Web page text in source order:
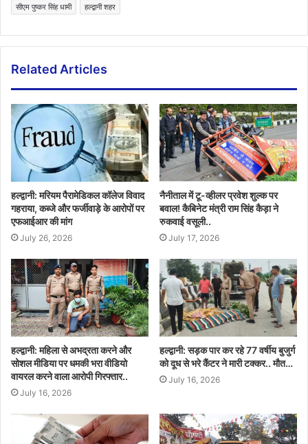
सीएम पुष्कर सिंह धामी
हल्द्वानी शहर
Related Articles
हल्द्वानी: मरियम पैरामेडिकल कॉलेज विवाद
गहराया, कब्जे और फर्जीवाड़े के आरोपों पर
एफआईआर की मांग
July 26, 2026
नैनीताल में टू-व्हीलर प्रवेश शुल्क पर
बवाल! कैबिनेट मंत्री राम सिंह कैड़ा ने
रुकवाई वसूली..
July 17, 2026
हल्द्वानी: महिला से अभद्रता करने और
सोशल मीडिया पर धमकी भरा वीडियो
वायरल करने वाला आरोपी गिरफ्तार..
July 16, 2026
हल्द्वानी: सड़क पार कर रहे 77 वर्षीय बुजुर्ग
को दूध से भरे कैंटर ने मारी टक्कर.. मौत…
July 16, 2026